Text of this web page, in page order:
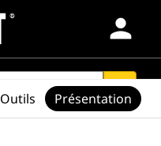
person
search
Outils Présentation